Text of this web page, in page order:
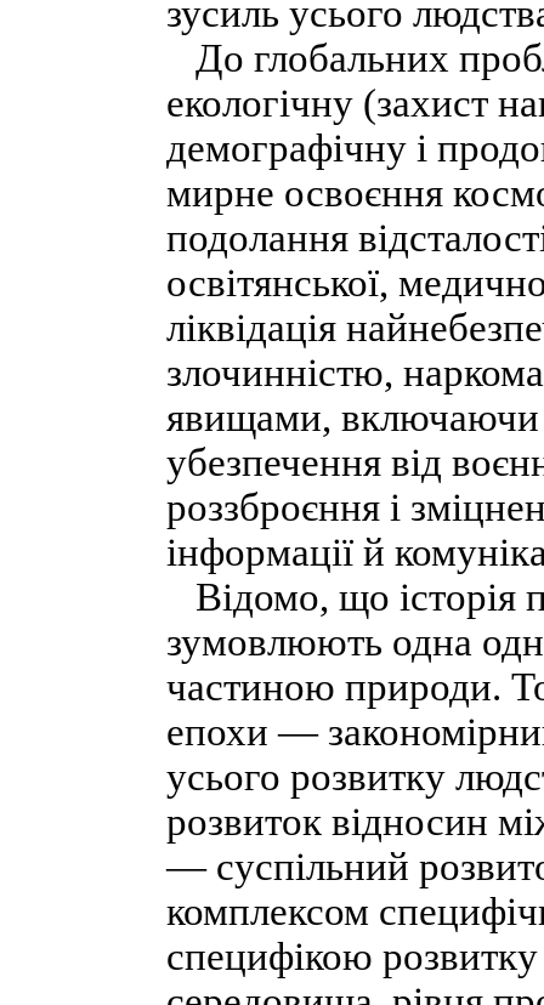
зусиль усього
До глобальних
екологічну (захист
демографічну і
мирне освоєння
подолання
освітянської,
ліквідація
злочинністю,
явищами, включаючи
убезпечення від
роззброєння і
інформації й
Відомо, що історія
зумовлюють одна
частиною природи.
епохи —
усього розвитку
розвиток відносин
— суспільний
комплексом
специфікою